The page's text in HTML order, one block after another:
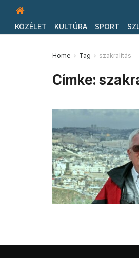
KÖZÉLET KULTÚRA SPORT
Home Tag szakralitás
Címke: